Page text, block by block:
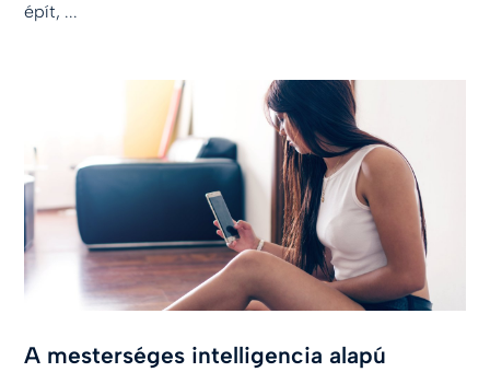
épít, ...
A mesterséges intelligencia alapú